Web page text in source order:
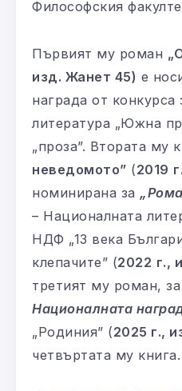
Философския
Първият му роман
изд. Жанет 45) е
награда от конкурса
литература „Южна
„проза”. Втората му
неведомото” (2019
номинирана за
– Националната
НДФ „13 века
клепачите” (2022 г.,
третият му роман,
Националната
„Родиния” (2025 г.,
четвъртата му книга.